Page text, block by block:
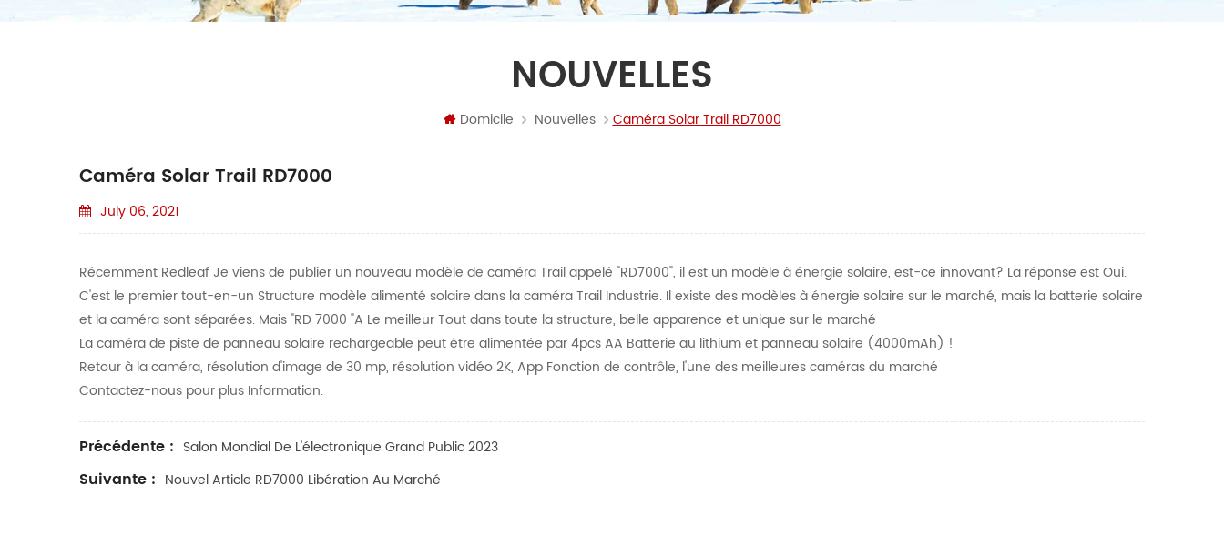
NOUVELLES
Domicile Nouvelles Caméra Solar Trail RD7000
Caméra Solar Trail RD7000
July 06, 2021
Récemment Redleaf Je viens de publier un nouveau modèle de caméra Trail appelé "RD7000", il est un modèle à énergie solaire, est-ce innovant? La réponse est Oui.
C'est le premier tout-en-un Structure modèle alimenté solaire dans la caméra Trail Industrie. Il existe des modèles à énergie solaire sur le marché, mais la batterie solaire
et la caméra sont séparées. Mais "RD 7000 "A Le meilleur Tout dans toute la structure, belle apparence et unique sur le marché
La caméra de piste de panneau solaire rechargeable peut être alimentée par 4pcs AA Batterie au lithium et panneau solaire (4000mAh) !
Retour à la caméra, résolution d'image de 30 mp, résolution vidéo 2K, App Fonction de contrôle, l'une des meilleures caméras du marché
Contactez-nous pour plus Information.
Précédente : Salon Mondial De L'électronique Grand Public 2023
Suivante : Nouvel Article RD7000 Libération Au Marché